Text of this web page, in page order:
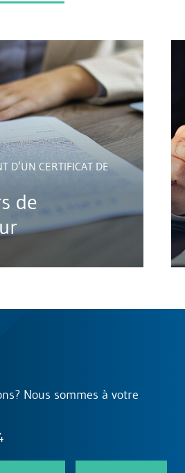
D’UN CERTIFICAT DE
de
Nous sommes à votre